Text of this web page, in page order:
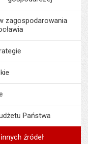
zagospodarowania
Państwa
źródeł